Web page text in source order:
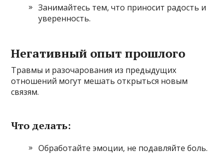
Занимайтесь тем, что приносит радость и
уверенность.
Негативный опыт прошлого
Травмы и разочарования из предыдущих
отношений могут мешать открыться новым
связям.
Что делать:
Обработайте эмоции, не подавляйте боль.